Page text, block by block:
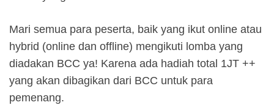
Mari semua para peserta, baik yang ikut online atau
hybrid (online dan offline) mengikuti lomba yang
diadakan BCC ya! Karena ada hadiah total 1JT ++
yang akan dibagikan dari BCC untuk para
pemenang.